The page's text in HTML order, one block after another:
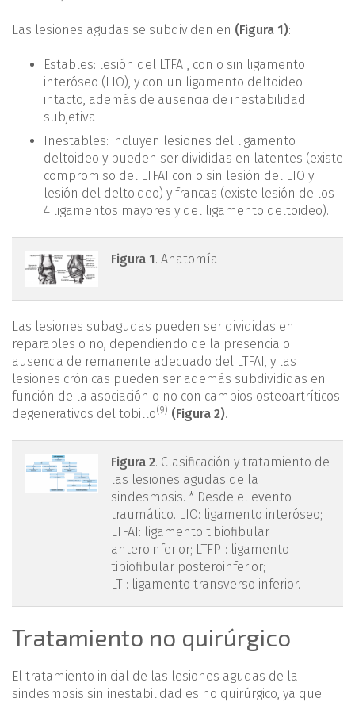
Las lesiones agudas se subdividen en (Figura 1):
Estables: lesión del LTFAI, con o sin ligamento
interóseo (LIO), y con un ligamento deltoideo
intacto, además de ausencia de inestabilidad
subjetiva.
Inestables: incluyen lesiones del ligamento
deltoideo y pueden ser divididas en latentes (existe
compromiso del LTFAI con o sin lesión del LIO y
lesión del deltoideo) y francas (existe lesión de los
4 ligamentos mayores y del ligamento deltoideo).
figura1.png
Figura 1. Anatomía.
Las lesiones subagudas pueden ser divididas en
reparables o no, dependiendo de la presencia o
ausencia de remanente adecuado del LTFAI, y las
lesiones crónicas pueden ser además subdivididas en
función de la asociación o no con cambios osteoartríticos
degenerativos del tobillo(9) (Figura 2).
figura2.png
Figura 2. Clasificación y tratamiento de
las lesiones agudas de la
sindesmosis. * Desde el evento
traumático. LIO: ligamento interóseo;
LTFAI: ligamento tibiofibular
anteroinferior; LTFPI: ligamento
tibiofibular posteroinferior;
LTI: ligamento transverso inferior.
Tratamiento no quirúrgico
El tratamiento inicial de las lesiones agudas de la
sindesmosis sin inestabilidad es no quirúrgico, ya que